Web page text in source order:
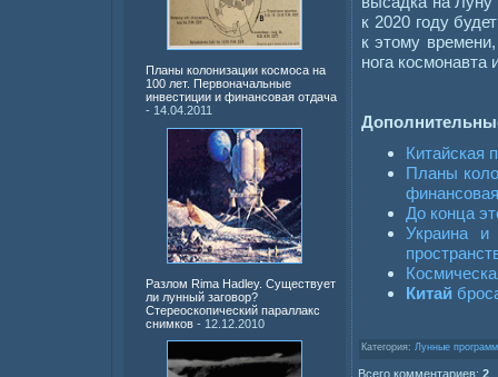
Планы колонизации космоса на
100 лет. Первоначальные
инвестиции и финансовая отдача
- 14.04.2011
Разлом Rima Hadley. Существует
ли лунный заговор?
Стереоскопический параллакс
снимков - 12.12.2010
к 2020 году
к этому
нога космонавта
Китайcкая
Планы
До конца
Украина
Китай
Категория: Лунные
Всего комментариев: 2